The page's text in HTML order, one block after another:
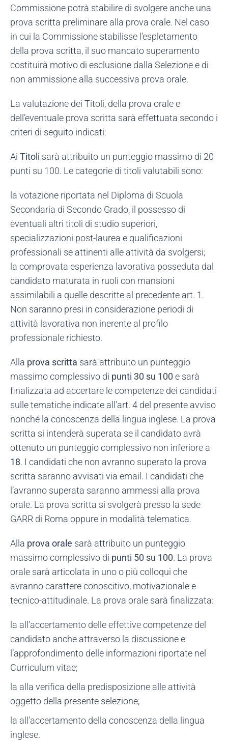
Commissione potrà stabilire di svolgere anche una
prova scritta preliminare alla prova orale. Nel caso
in cui la Commissione stabilisse l’espletamento
della prova scritta, il suo mancato superamento
costituirà motivo di esclusione dalla Selezione e di
non ammissione alla successiva prova orale.
La valutazione dei Titoli, della prova orale e
dell’eventuale prova scritta sarà effettuata secondo i
criteri di seguito indicati:
Ai Titoli sarà attribuito un punteggio massimo di 20
punti su 100. Le categorie di titoli valutabili sono:
la votazione riportata nel Diploma di Scuola
Secondaria di Secondo Grado, il possesso di
eventuali altri titoli di studio superiori,
specializzazioni post-laurea e qualificazioni
professionali se attinenti alle attività da svolgersi;
la comprovata esperienza lavorativa posseduta dal
candidato maturata in ruoli con mansioni
assimilabili a quelle descritte al precedente art. 1.
Non saranno presi in considerazione periodi di
attività lavorativa non inerente al profilo
professionale richiesto.
Alla prova scritta sarà attribuito un punteggio
massimo complessivo di punti 30 su 100 e sarà
finalizzata ad accertare le competenze dei candidati
sulle tematiche indicate all’art. 4 del presente avviso
nonché la conoscenza della lingua inglese. La prova
scritta si intenderà superata se il candidato avrà
ottenuto un punteggio complessivo non inferiore a
18. I candidati che non avranno superato la prova
scritta saranno avvisati via email. I candidati che
l’avranno superata saranno ammessi alla prova
orale. La prova scritta si svolgerà presso la sede
GARR di Roma oppure in modalità telematica.
Alla prova orale sarà attribuito un punteggio
massimo complessivo di punti 50 su 100. La prova
orale sarà articolata in uno o più colloqui che
avranno carattere conoscitivo, motivazionale e
tecnico-attitudinale. La prova orale sarà finalizzata:
la all’accertamento delle effettive competenze del
candidato anche attraverso la discussione e
l’approfondimento delle informazioni riportate nel
Curriculum vitae;
la alla verifica della predisposizione alle attività
oggetto della presente selezione;
la all’accertamento della conoscenza della lingua
inglese.